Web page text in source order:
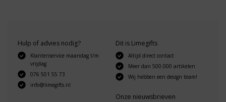
Hulp of advies nodig?
Klantenservice maandag t/m
vrijdag
076 501 55 73
info@limegifts.nl
Dit is Limegifts
Altijd direct contact
Meer dan 500.000 artikelen
Wij hebben een design team!
Onze nieuwsbrieven